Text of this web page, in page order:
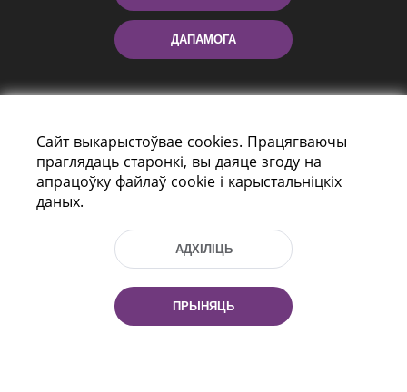
ДАПАМОГА
праспект Незалежнасці 116
г. Мiнск, Рэспубліка Беларусь, 220114
Тэл.: (+375 17) 368 37 37, Факс: (+375 17)
Эл. пошта: inbox@nlb.by
Сайт выкарыстоўвае cookies. Працягваючы
праглядаць старонкі, вы даяце згоду на
апрацоўку файлаў cookie і карыстальніцкіх
даных.
АДХІЛІЦЬ
ПРЫНЯЦЬ